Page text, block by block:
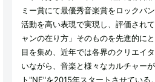
ミー賞にて最優秀音楽賞をロックバ
活動を高い表現で実現し、評価され
ャンの在り方」そのものを先進的に
目を集め、近年では各界のクリエイ
いながら、音楽と様々なカルチャー
ト"NF"を2015年スタートさせている。